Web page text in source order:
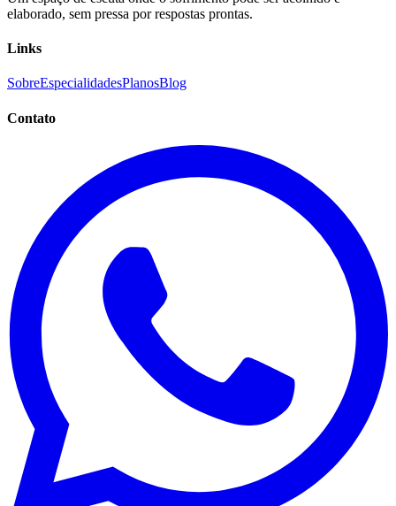
elaborado, sem pressa por respostas prontas.
Links
SobreEspecialidadesPlanosBlog
Contato